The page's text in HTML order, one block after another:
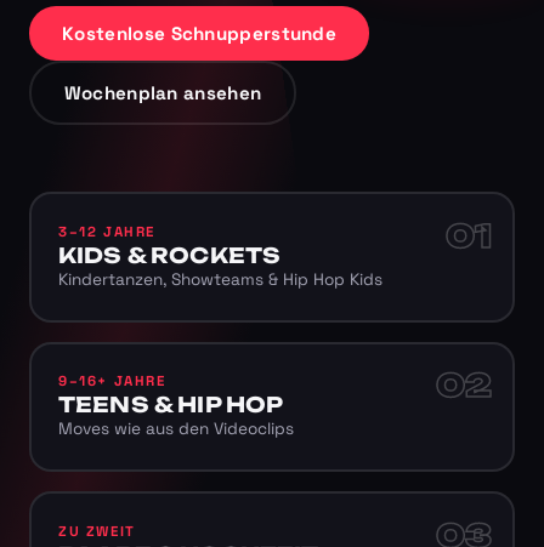
Kostenlose Schnupperstunde
Wochenplan ansehen
01
3–12 JAHRE
KIDS & ROCKETS
Kindertanzen, Showteams & Hip Hop Kids
02
9–16+ JAHRE
TEENS & HIP HOP
Moves wie aus den Videoclips
03
ZU ZWEIT